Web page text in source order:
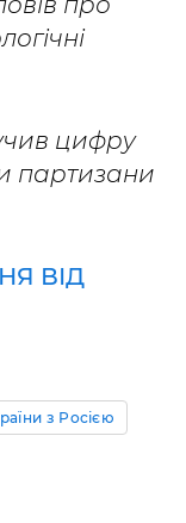
цифру
партизани
ВІД
з Росією